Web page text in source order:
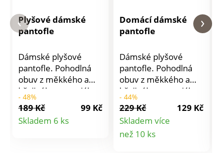
Plyšové dámské
pantofle
Dámské plyšové
pantofle. Pohodlná
obuv z měkkého a
hřejivého materiálu.
Ideální pro domácí
pohodu.
- 48%
189 Kč
99 Kč
Skladem 6 ks
Detail
Domácí dámské
pantofle
Dámské plyšové
pantofle. Pohodlná
obuv z měkkého a
hřejivého materiálu.
Ideální pro domácí
pohodu.
- 44%
229 Kč
129 Kč
Skladem více
než 10 ks